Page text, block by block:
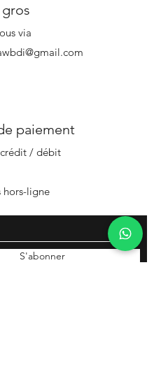
via
paiement
/ débit
hors-ligne
S'abonner